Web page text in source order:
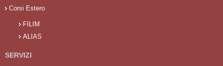
Corsi Estero
FILIM
ALIAS
SERVIZI